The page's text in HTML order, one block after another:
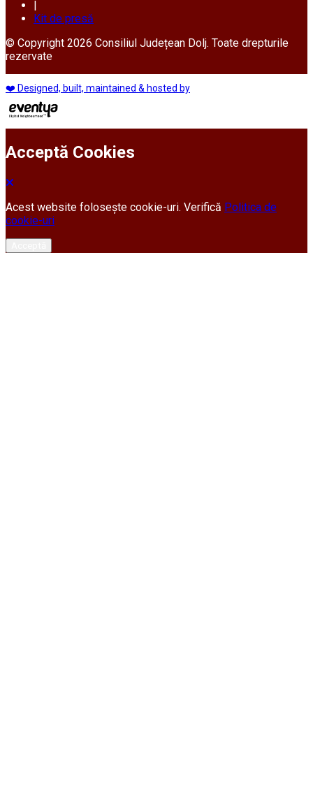
Kit de presă
© Copyright 2026 Consiliul Județean Dolj. Toate drepturile
rezervate
❤️ Designed, built, maintained & hosted by
Acceptă Cookies
Acest website folosește cookie-uri. Verifică Politica de
cookie-uri